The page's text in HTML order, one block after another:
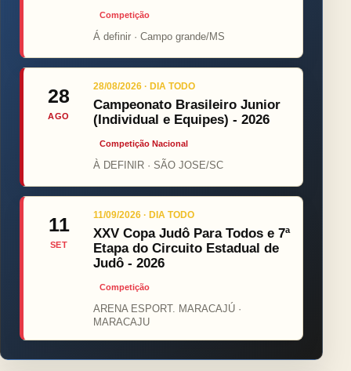
Competição
Á definir · Campo grande/MS
28
AGO
28/08/2026 · DIA TODO
Campeonato Brasileiro Junior
(Individual e Equipes) - 2026
Competição Nacional
À DEFINIR · SÃO JOSE/SC
11
SET
11/09/2026 · DIA TODO
XXV Copa Judô Para Todos e 7ª
Etapa do Circuito Estadual de
Judô - 2026
Competição
ARENA ESPORT. MARACAJÚ ·
MARACAJU